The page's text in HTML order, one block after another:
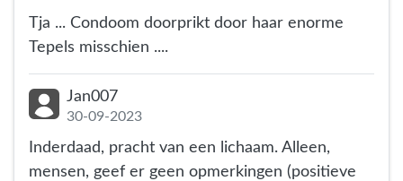
Tja ... Condoom doorprikt door haar enorme
Tepels misschien ....
Jan007
30-09-2023
Inderdaad, pracht van een lichaam. Alleen,
mensen, geef er geen opmerkingen (positieve